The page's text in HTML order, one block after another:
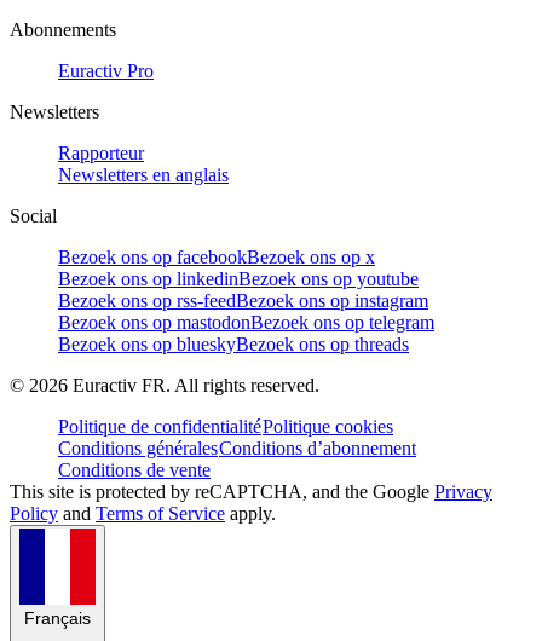
Abonnements
Euractiv Pro
Newsletters
Rapporteur
Newsletters en anglais
Social
Bezoek ons op facebookBezoek ons op x
Bezoek ons op linkedinBezoek ons op youtube
Bezoek ons op rss-feedBezoek ons op instagram
Bezoek ons op mastodonBezoek ons op telegram
Bezoek ons op blueskyBezoek ons op threads
© 2026 Euractiv FR. All rights reserved.
Politique de confidentialitéPolitique cookies
Conditions généralesConditions d’abonnement
Conditions de vente
This site is protected by reCAPTCHA, and the Google Privacy
Policy and Terms of Service apply.
Français